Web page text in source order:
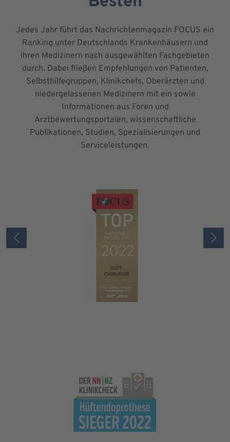
Jedes Jahr führt das Nachrichtenmagazin FOCUS ein
Ranking unter Deutschlands Krankenhäusern und
ihren Medizinern nach ausgewählten Fachgebieten
durch. Dabei fließen Empfehlungen von Patienten,
Selbsthilfegruppen, Klinikchefs, Oberärzten und
niedergelassenen Medizinern mit ein sowie
Informationen aus Foren und
Arztbewertungsportalen, wissenschaftliche
Publikationen, Studien, Spezialisierungen und
Serviceleistungen.